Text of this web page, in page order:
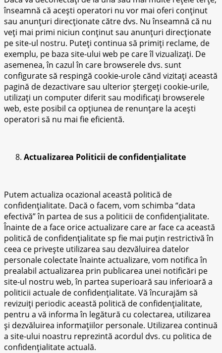
înseamnă că acești operatori nu vor mai oferi conținut
sau anunțuri direcționate către dvs. Nu înseamnă că nu
veți mai primi niciun conținut sau anunțuri direcționate
pe site-ul nostru. Puteți continua să primiți reclame, de
exemplu, pe baza site-ului web pe care îl vizualizați. De
asemenea, în cazul în care browserele dvs. sunt
configurate să respingă cookie-urole cănd vizitați această
pagină de dezactivare sau ulterior ștergeți cookie-urile,
utilizați un computer diferit sau modificați browserele
web, este posibil ca opțiunea de renunțare la acești
operatori să nu mai fie eficientă.
Actualizarea Politicii de confidențialitate
Putem actualiza ocazional această politică de
confidențialitate. Dacă o facem, vom schimba “data
efectivă” în partea de sus a politicii de confidențialitate.
Înainte de a face orice actualizare care ar face ca această
politică de confidențialitate sp fie mai puțin restrictivă în
ceea ce privește utilizarea sau dezvăluirea datelor
personale colectate înainte actualizare, vom notifica în
prealabil actualizarea prin publicarea unei notificări pe
site-ul nostru web, în partea superioară sau inferioară a
politicii actuale de confidențialitate. Vă încurajăm să
revizuiți periodic această politică de confidențialitate,
pentru a vă informa în legătură cu colectarea, utilizarea
și dezvăluirea informațiilor personale. Utilizarea continuă
a site-ului noastru reprezintă acordul dvs. cu politica de
confidențialitate actuală.